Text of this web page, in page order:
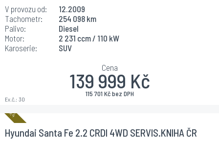
V provozu od:
12.2009
Tachometr:
254 098 km
Palivo:
Diesel
Motor:
2 231 ccm / 110 kW
Karoserie:
SUV
Ev.č.: 30
Cena
139 999 Kč
115 701 Kč bez DPH
Hyundai Santa Fe 2.2 CRDI 4WD SERVIS.KNIHA ČR